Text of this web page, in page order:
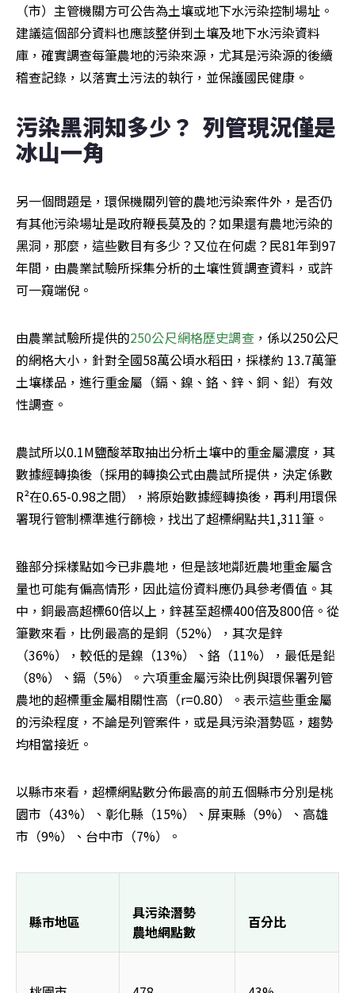
（市）主管機關方可公告為土壤或地下水污染控制場址。
建議這個部分資料也應該整併到土壤及地下水污染資料
庫，確實調查每筆農地的污染來源，尤其是污染源的後續
稽查記錄，以落實土污法的執行，並保護國民健康。
污染黑洞知多少？  列管現況僅是
冰山一角
另一個問題是，環保機關列管的農地污染案件外，是否仍
有其他污染場址是政府鞭長莫及的？如果還有農地污染的
黑洞，那麼，這些數目有多少？又位在何處？民81年到97
年間，由農業試驗所採集分析的土壤性質調查資料，或許
可一窺端倪。
由農業試驗所提供的250公尺網格歷史調查 ，係以250公尺
的網格大小，針對全國58萬公頃水稻田，採樣約 13.7萬筆
土壤樣品，進行重金屬（鎘、鎳、鉻、鋅、銅、鉛）有效
性調查。
農試所以0.1M鹽酸萃取抽出分析土壤中的重金屬濃度，其
數據經轉換後（採用的轉換公式由農試所提供，決定係數
R²在0.65-0.98之間），將原始數據經轉換後，再利用環保
署現行管制標準進行篩檢，找出了超標網點共1,311筆。
雖部分採樣點如今已非農地，但是該地鄰近農地重金屬含
量也可能有偏高情形，因此這份資料應仍具參考價值。其
中，銅最高超標60倍以上，鋅甚至超標400倍及800倍。從
筆數來看，比例最高的是銅（52%），其次是鋅
（36%），較低的是鎳（13%）、鉻（11%），最低是鉛
（8%）、鎘（5%）。六項重金屬污染比例與環保署列管
農地的超標重金屬相關性高（r=0.80）。表示這些重金屬
的污染程度，不論是列管案件，或是具污染潛勢區，趨勢
均相當接近。
以縣市來看，超標網點數分佈最高的前五個縣市分別是桃
園市（43%）、彰化縣（15%）、屏東縣（9%）、高雄
市（9%）、台中市（7%）。
縣市地區
具污染潛勢
農地網點數
百分比